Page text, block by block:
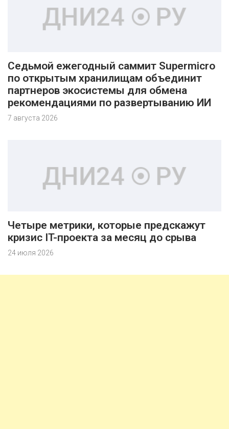
Седьмой ежегодный саммит Supermicro
по открытым хранилищам объединит
партнеров экосистемы для обмена
рекомендациями по развертыванию ИИ
7 августа 2026
Четыре метрики, которые предскажут
кризис IT-проекта за месяц до срыва
24 июля 2026